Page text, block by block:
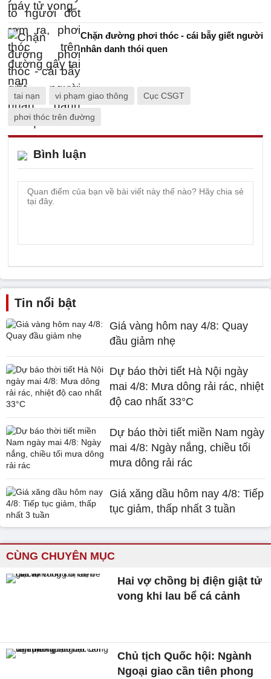
Chặn đường phơi thóc - cái bẫy giết người
nhân danh thói quen
tai nạn vi phạm giao thông Cục CSGT
phơi thóc trên đường
Bình luận
Tin nổi bật
Giá vàng hôm nay 4/8: Quay
đầu giảm nhẹ
Dự báo thời tiết Hà Nội ngày
mai 4/8: Mưa dông rải rác, nhiệt
độ cao nhất 33°C
Dự báo thời tiết miền Nam ngày
mai 4/8: Ngày nắng, chiều tối
mưa dông rải rác
Giá xăng dầu hôm nay 4/8: Tiếp
tục giảm, thấp nhất 3 tuần
CÙNG CHUYÊN MỤC
Hai vợ chồng bị điện giật tử
vong khi lau bể cá cảnh
Chủ tịch Quốc hội: Ngành
Ngoại giao cần tiên phong